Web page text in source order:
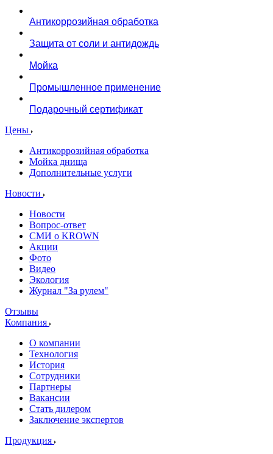
Антикоррозийная обработка
Защита от соли и антидождь
Мойка
Промышленное применение
Подарочный сертификат
Цены
Антикоррозийная обработка
Мойка днища
Дополнительные услуги
Новости
Новости
Вопрос-ответ
СМИ о KROWN
Акции
Фото
Видео
Экология
Журнал "За рулем"
Отзывы
Компания
О компании
Технология
История
Сотрудники
Партнеры
Вакансии
Стать дилером
Заключение экспертов
Продукция